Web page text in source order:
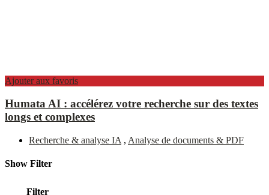
Ajouter aux favoris
Humata AI : accélérez votre recherche sur des textes
longs et complexes
Recherche & analyse IA , Analyse de documents & PDF
Show Filter
Filter